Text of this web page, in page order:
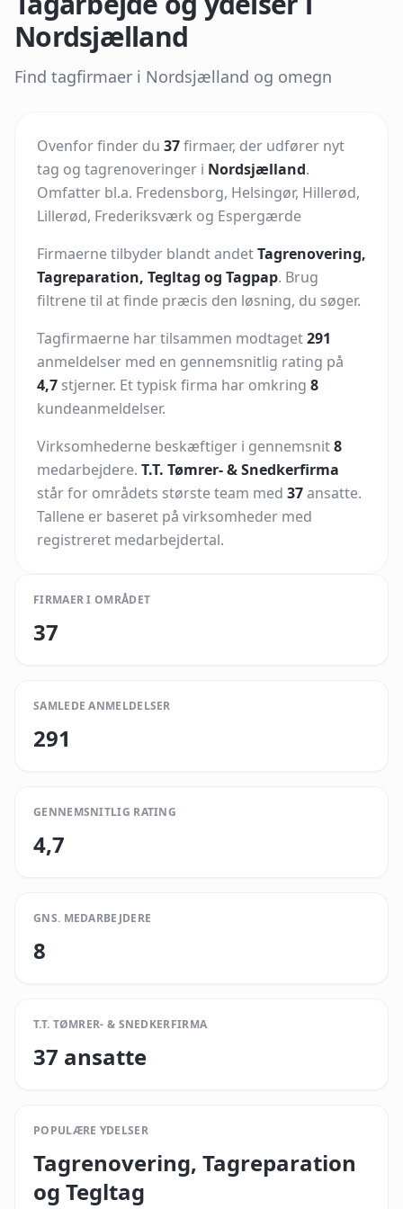
Nordsjælland
Find tagfirmaer i Nordsjælland og omegn
Ovenfor finder du 37firmaer, der udfører nyt
tag og tagrenoveringer i Nordsjælland.
Omfatter bl.a. Fredensborg, Helsingør, Hillerød,
Lillerød, Frederiksværk og Espergærde
Firmaerne tilbyder blandt andetTagrenovering,
Tagreparation, Tegltag og Tagpap. Brug
filtrene til at finde præcis den løsning, du søger.
Tagfirmaerne har tilsammen modtaget291
anmeldelser med en gennemsnitlig rating på
4,7 stjerner. Et typisk firma har omkring 8
kundeanmeldelser.
Virksomhederne beskæftiger i gennemsnit8
medarbejdere. T.T. Tømrer- & Snedkerfirma
står for områdets største team med 37ansatte.
Tallene er baseret på virksomheder med
registreret medarbejdertal.
FIRMAER I OMRÅDET
37
SAMLEDE ANMELDELSER
291
GENNEMSNITLIG RATING
4,7
GNS. MEDARBEJDERE
8
T.T. TØMRER- & SNEDKERFIRMA
37 ansatte
POPULÆRE YDELSER
Tagrenovering, Tagreparation
og Tegltag